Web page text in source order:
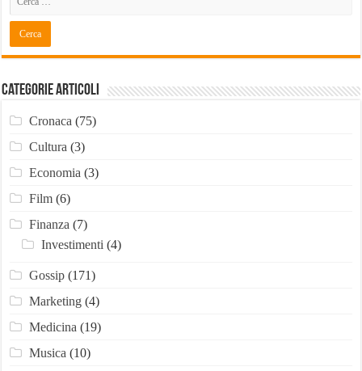
Categorie Articoli
Cronaca(75)
Cultura(3)
Economia(3)
Film(6)
Finanza(7)
Investimenti(4)
Gossip(171)
Marketing(4)
Medicina(19)
Musica(10)